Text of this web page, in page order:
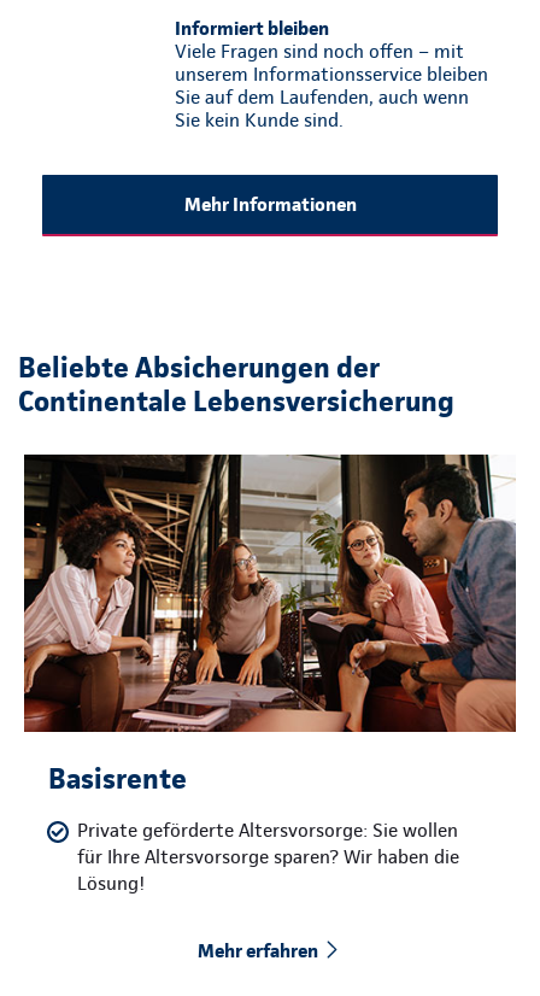
Informiert bleiben
Viele Fragen sind noch offen – mit
unserem Informationsservice bleiben
Sie auf dem Laufenden, auch wenn
Sie kein Kunde sind.
Mehr Informationen
Beliebte Absicherungen der
Continentale Lebensversicherung
Basisrente
Private geförderte Altersvorsorge: Sie wollen
für Ihre Altersvorsorge sparen? Wir haben die
Lösung!
Mehr erfahren